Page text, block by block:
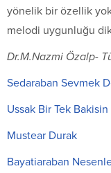
yönelik bir özellik
melodi uygunluğu
Dr.M.Nazmi Özalp-
Sedaraban Sevmek
Ussak Bir Tek
Mustear Durak
Bayatiaraban